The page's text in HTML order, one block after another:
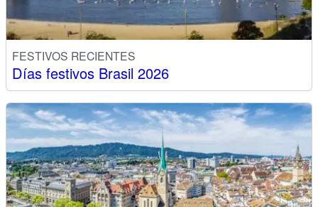
FESTIVOS RECIENTES
Días festivos Brasil 2026